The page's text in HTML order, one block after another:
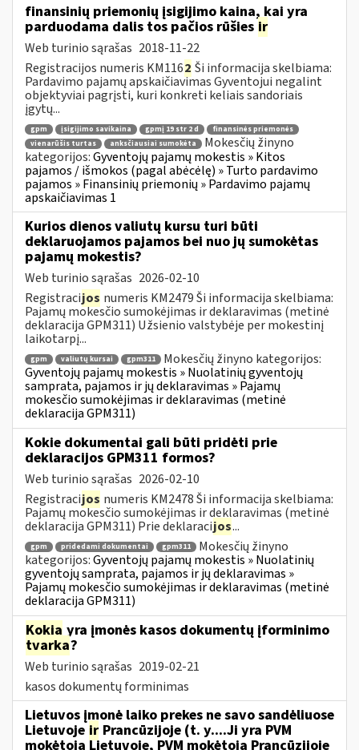
finansinių priemonių įsigijimo kaina, kai yra
parduodama dalis tos pačios rūšies ir
Web turinio sąrašas 2018-11-22
Registracijos numeris KM1162 Ši informacija skelbiama:
Pardavimo pajamų apskaičiavimas Gyventojui negalint
objektyviai pagrįsti, kuri konkreti keliais sandoriais
įgytų...
gpm įsigijimo savikaina gpmį 19 str 2 d
finansinės priemonės
vienarūšis turtas
anksčiausiai sumokėta
Mokesčių žinyno
kategorijos:Gyventojų pajamų mokestis » Kitos
pajamos / išmokos (pagal abėcėlę) » Turto pardavimo
pajamos » Finansinių priemonių » Pardavimo pajamų
apskaičiavimas 1
Kurios dienos valiutų kursu turi būti
deklaruojamos pajamos bei nuo jų sumokėtas
pajamų mokestis?
Web turinio sąrašas 2026-02-10
Registracijos numeris KM2479 Ši informacija skelbiama:
Pajamų mokesčio sumokėjimas ir deklaravimas (metinė
deklaracija GPM311) Užsienio valstybėje per mokestinį
laikotarpį...
gpm valiutų kursai gpm311
Mokesčių žinyno kategorijos:
Gyventojų pajamų mokestis » Nuolatinių gyventojų
samprata, pajamos ir jų deklaravimas » Pajamų
mokesčio sumokėjimas ir deklaravimas (metinė
deklaracija GPM311)
Kokie dokumentai gali būti pridėti prie
deklaracijos GPM311 formos?
Web turinio sąrašas 2026-02-10
Registracijos numeris KM2478 Ši informacija skelbiama:
Pajamų mokesčio sumokėjimas ir deklaravimas (metinė
deklaracija GPM311) Prie deklaracijos...
gpm pridedami dokumentai gpm311
Mokesčių žinyno
kategorijos:Gyventojų pajamų mokestis » Nuolatinių
gyventojų samprata, pajamos ir jų deklaravimas »
Pajamų mokesčio sumokėjimas ir deklaravimas (metinė
deklaracija GPM311)
Kokia yra įmonės kasos dokumentų įforminimo
tvarka?
Web turinio sąrašas 2019-02-21
kasos dokumentų forminimas
Lietuvos įmonė laiko prekes ne savo sandėliuose
Lietuvoje ir Prancūzijoje (t. y....Ji yra PVM
mokėtoja Lietuvoje, PVM mokėtoja Prancūzijoje